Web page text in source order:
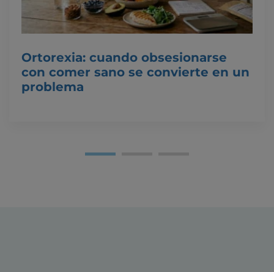
Ortorexia: cuando obsesionarse
con comer sano se convierte en un
problema